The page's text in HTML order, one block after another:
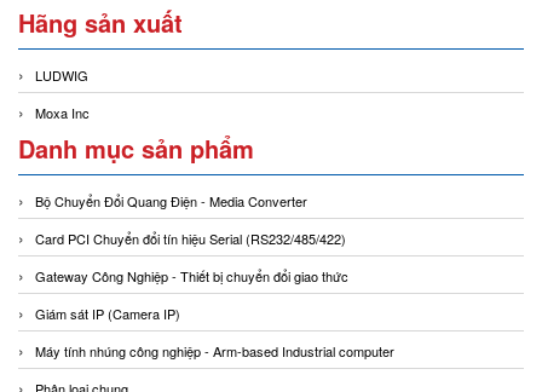
Hãng sản xuất
LUDWIG
Moxa Inc
Danh mục sản phẩm
Bộ Chuyển Đổi Quang Điện - Media Converter
Card PCI Chuyển đổi tín hiệu Serial (RS232/485/422)
Gateway Công Nghiệp - Thiết bị chuyển đổi giao thức
Giám sát IP (Camera IP)
Máy tính nhúng công nghiệp - Arm-based Industrial computer